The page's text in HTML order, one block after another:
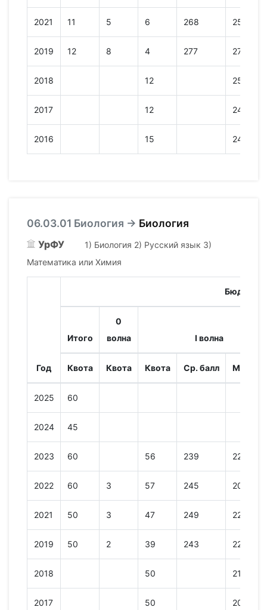
2021 11 5 6 268 257
2019 12 8 4 277 273
2018 12 259
2017 12 248
2016 15 243
06.03.01 Биология → Биология
УрФУ
1) Биология 2) Русский язык 3)
Математика или Химия
Год
Бюджет
Итого
0
волна
I волна
Квота Квота Квота Ср. балл Мин.
2025 60
2024 45
2023 60 56 239 220
2022 60 3 57 245 207
2021 50 3 47 249 220
2019 50 2 39 243 229
2018 50 215
2017 50 202